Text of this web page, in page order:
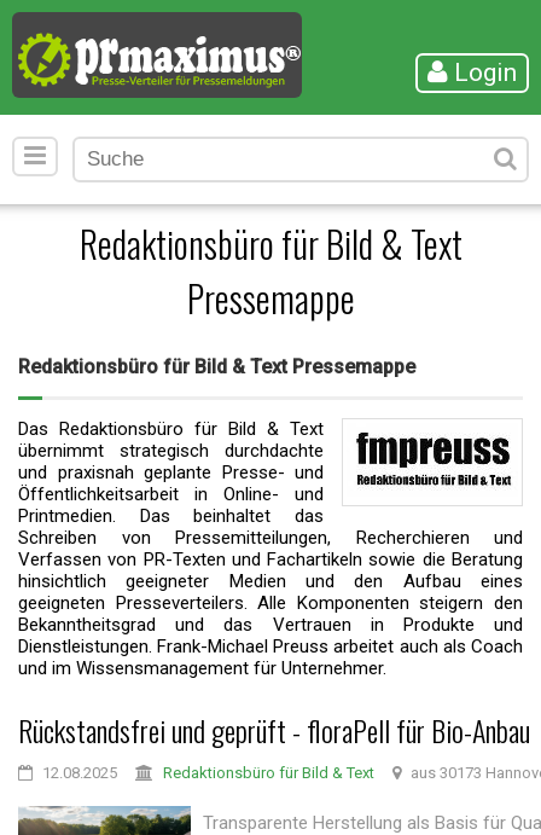
Login
Redaktionsbüro für Bild & Text
Pressemappe
Redaktionsbüro für Bild & Text Pressemappe
Das Redaktionsbüro für Bild & Text
übernimmt strategisch durchdachte
und praxisnah geplante Presse- und
Öffentlichkeitsarbeit in Online- und
Printmedien. Das beinhaltet das
Schreiben von Pressemitteilungen, Recherchieren und
Verfassen von PR-Texten und Fachartikeln sowie die Beratung
hinsichtlich geeigneter Medien und den Aufbau eines
geeigneten Presseverteilers. Alle Komponenten steigern den
Bekanntheitsgrad und das Vertrauen in Produkte und
Dienstleistungen. Frank-Michael Preuss arbeitet auch als Coach
und im Wissensmanagement für Unternehmer.
Rückstandsfrei und geprüft - floraPell für Bio-Anbau
12.08.2025 Redaktionsbüro für Bild & Text aus 30173
Transparente Herstellung als Basis für